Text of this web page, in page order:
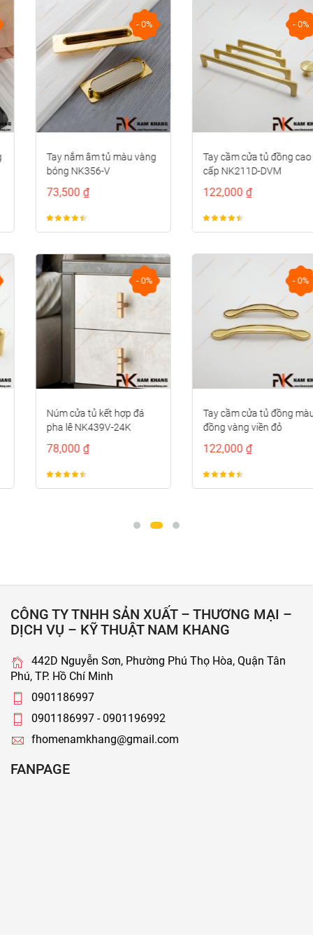
- 0%
Tay nắm âm tủ màu vàng
bóng NK356-V
73,500 ₫
Núm cửa tủ kết hợp đá
pha lê NK439V-24K
78,000 ₫
Tay cầm cửa tủ đồng cao
cấp NK211D-DVM
122,000 ₫
Tay cầm cửa tủ đồng màu
đồng vàng viền đỏ
122,000 ₫
CÔNG TY TNHH SẢN XUẤT – THƯƠNG MẠI –
DỊCH VỤ – KỸ THUẬT NAM KHANG
442D Nguyễn Sơn, Phường Phú Thọ Hòa, Quận Tân
Phú, TP. Hồ Chí Minh
0901186997
0901186997 - 0901196992
fhomenamkhang@gmail.com
FANPAGE